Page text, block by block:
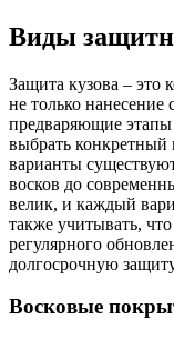
Виды
Защита кузова –
не только нанесение
предваряющие
выбрать
варианты
восков до
велик, и каждый
также учитывать,
регулярного
долгосрочную
Восковые